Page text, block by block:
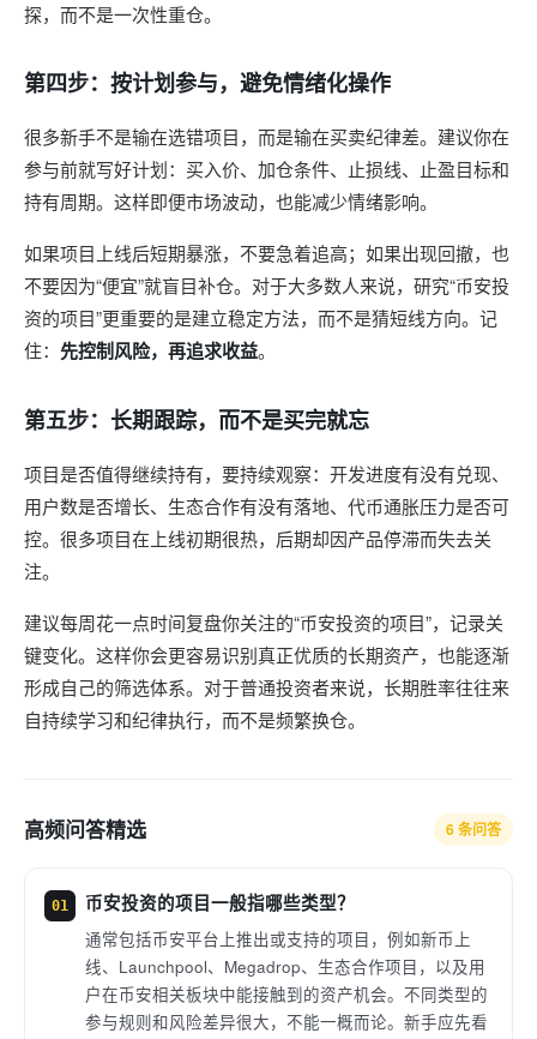
探，而不是一次性重仓。
第四步：按计划参与，避免情绪化操作
很多新手不是输在选错项目，而是输在买卖纪律差。建议你在
参与前就写好计划：买入价、加仓条件、止损线、止盈目标和
持有周期。这样即便市场波动，也能减少情绪影响。
如果项目上线后短期暴涨，不要急着追高；如果出现回撤，也
不要因为“便宜”就盲目补仓。对于大多数人来说，研究“币安投
资的项目”更重要的是建立稳定方法，而不是猜短线方向。记
住： 先控制风险，再追求收益。
第五步：长期跟踪，而不是买完就忘
项目是否值得继续持有，要持续观察：开发进度有没有兑现、
用户数是否增长、生态合作有没有落地、代币通胀压力是否可
控。很多项目在上线初期很热，后期却因产品停滞而失去关
注。
建议每周花一点时间复盘你关注的“币安投资的项目”，记录关
键变化。这样你会更容易识别真正优质的长期资产，也能逐渐
形成自己的筛选体系。对于普通投资者来说，长期胜率往往来
自持续学习和纪律执行，而不是频繁换仓。
高频问答精选 6 条问答
01 币安投资的项目一般指哪些类型？
通常包括币安平台上推出或支持的项目，例如新币上
线、Launchpool、Megadrop、生态合作项目，以及用
户在币安相关板块中能接触到的资产机会。不同类型的
参与规则和风险差异很大，不能一概而论。新手应先看